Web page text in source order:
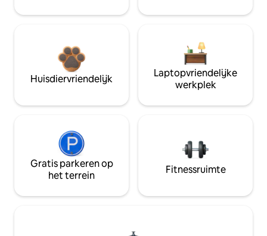
Huisdiervriendelijk
Laptopvriendelijke
werkplek
Gratis parkeren op
het terrein
Fitnessruimte